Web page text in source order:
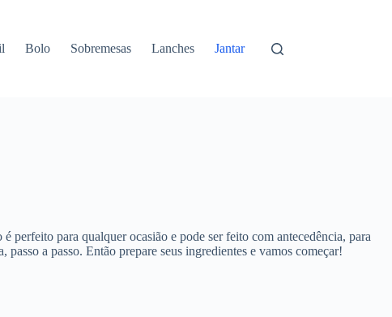
Bolo Sobremesas Lanches Jantar
perfeito para qualquer ocasião e pode ser feito com antecedência, para
a passo. Então prepare seus ingredientes e vamos começar!